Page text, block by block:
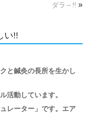
ダラ～!! »
い!!
と鍼灸の長所を生かし
活動しています。
レーター」です。エア